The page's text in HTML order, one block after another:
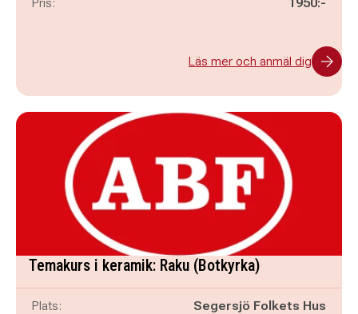
Läs mer och anmäl dig
Temakurs i keramik: Raku (Botkyrka)
Plats:
Segersjö Folkets Hus